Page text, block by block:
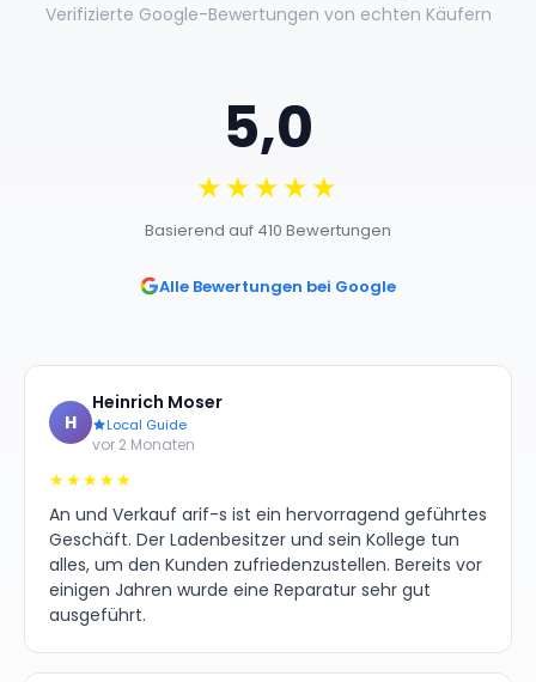
Verifizierte Google-Bewertungen von echten Käufern
5,0
★★★★★
Basierend auf 410 Bewertungen
Alle Bewertungen bei Google
H
Heinrich Moser
Local Guide
vor 2 Monaten
★★★★★
An und Verkauf arif-s ist ein hervorragend geführtes
Geschäft. Der Ladenbesitzer und sein Kollege tun
alles, um den Kunden zufriedenzustellen. Bereits vor
einigen Jahren wurde eine Reparatur sehr gut
ausgeführt.